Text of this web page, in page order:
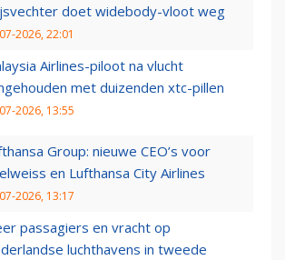
doet widebody-vloot weg
2026, 22:01
Airlines-piloot na vlucht
met duizenden xtc-pillen
2026, 13:55
Group: nieuwe CEO’s voor
en Lufthansa City Airlines
2026, 13:17
passagiers en vracht op
luchthavens in tweede